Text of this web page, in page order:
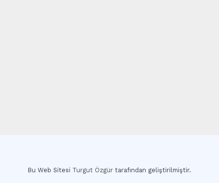
Bu Web Sitesi Turgut Özgür tarafından geliştirilmiştir.